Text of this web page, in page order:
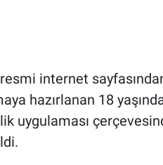
internet sayfasından
hazırlanan 18
uygulaması